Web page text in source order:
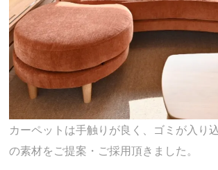
カーペットは手触りが良く、ゴミが入り
の素材をご提案・ご採用頂きました。